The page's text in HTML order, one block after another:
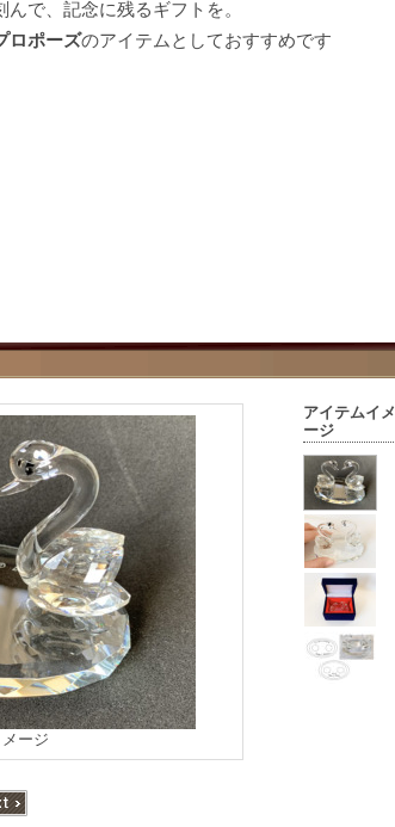
で、記念に残るギフトを。
ロポーズのアイテムとしておすすめです
アイテムイメ
ージ
ージ